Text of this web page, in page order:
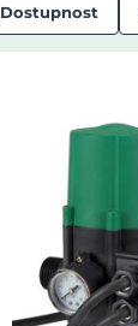
Dostupnost